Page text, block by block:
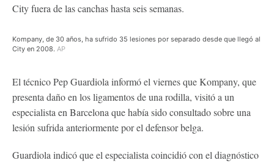
City fuera de las canchas hasta seis semanas.
Kompany, de 30 años, ha sufrido 35 lesiones por separado desde que llegó al
City en 2008. AP
El técnico Pep Guardiola informó el viernes que Kompany, que
presenta daño en los ligamentos de una rodilla, visitó a un
especialista en Barcelona que había sido consultado sobre una
lesión sufrida anteriormente por el defensor belga.
Guardiola indicó que el especialista coincidió con el diagnóstico